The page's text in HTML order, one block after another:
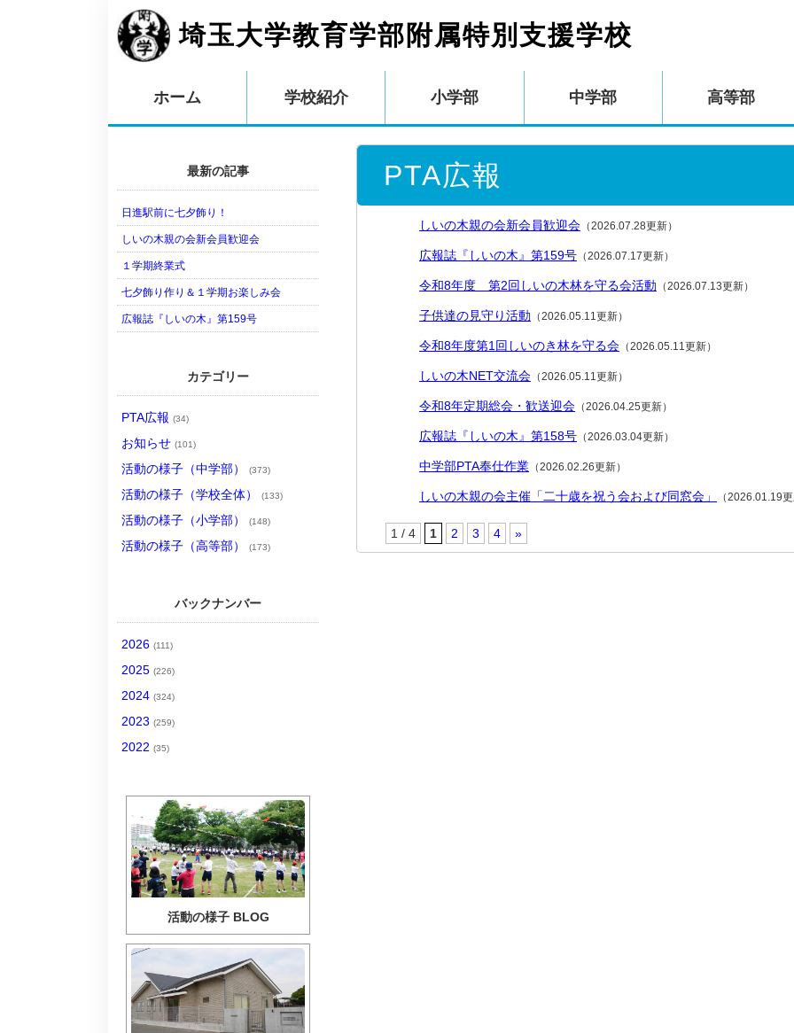
埼玉大学教育学部附属特別支援学校
ホーム 学校紹介 小学部 中学部 高等部
PTA広報
しいの木親の会新会員歓迎会 （2026.07.28更新）
広報誌『しいの木』第159号 （2026.07.17更新）
令和8年度 第2回しいの木林を守る会活動 （2026.07.13更新）
子供達の見守り活動 （2026.05.11更新）
令和8年度第1回しいのき林を守る会 （2026.05.11更新）
しいの木NET交流会 （2026.05.11更新）
令和8年定期総会・歓送迎会 （2026.04.25更新）
広報誌『しいの木』第158号 （2026.03.04更新）
中学部PTA奉仕作業 （2026.02.26更新）
しいの木親の会主催「二十歳を祝う会および同窓会」 （2026.01.19
1 / 4 1 2 3 4 »
最新の記事
日進駅前に七夕飾り！
しいの木親の会新会員歓迎会
１学期終業式
七夕飾り作り＆１学期お楽しみ会
広報誌『しいの木』第159号
カテゴリー
PTA広報 (34)
お知らせ (101)
活動の様子（中学部） (373)
活動の様子（学校全体） (133)
活動の様子（小学部） (148)
活動の様子（高等部） (173)
バックナンバー
2026 (111)
2025 (226)
2024 (324)
2023 (259)
2022 (35)
活動の様子 BLOG